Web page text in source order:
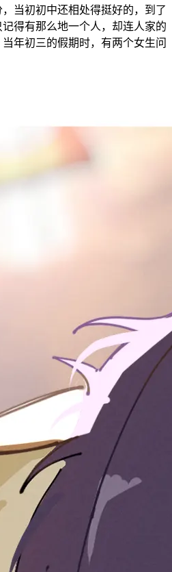
当初初中还相处得挺好的，到了
得有那么地一个人，却连人家的
年初三的假期时，有两个女生问